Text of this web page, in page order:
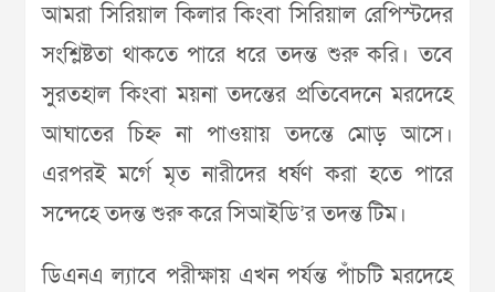
আমরা সিরিয়াল কিলার কিংবা সিরিয়াল রেপিস্টদের
সংশ্লিষ্টতা থাকতে পারে ধরে তদন্ত শুরু করি। তবে
সুরতহাল কিংবা ময়না তদন্তের প্রতিবেদনে মরদেহে
আঘাতের চিহ্ন না পাওয়ায় তদন্তে মোড় আসে।
এরপরই মর্গে মৃত নারীদের ধর্ষণ করা হতে পারে
সন্দেহে তদন্ত শুরু করে সিআইডি’র তদন্ত টিম।
ডিএনএ ল্যাবে পরীক্ষায় এখন পর্যন্ত পাঁচটি মরদেহে